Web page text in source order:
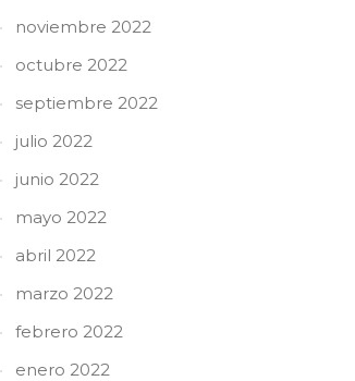
noviembre 2022
octubre 2022
septiembre 2022
julio 2022
junio 2022
mayo 2022
abril 2022
marzo 2022
febrero 2022
enero 2022